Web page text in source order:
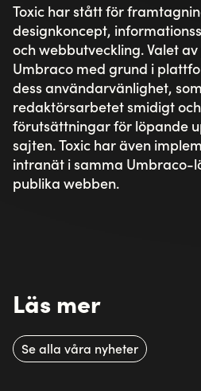
Toxic har stått för
designkoncept,
och webbutveckling. Valet
Umbraco med grund i
dess användarvänlighet,
redaktörsarbetet smidigt
förutsättningar för löpande
sajten. Toxic har även
intranät i samma Umbraco-
publika webben.
Läs mer
Se alla våra nyheter